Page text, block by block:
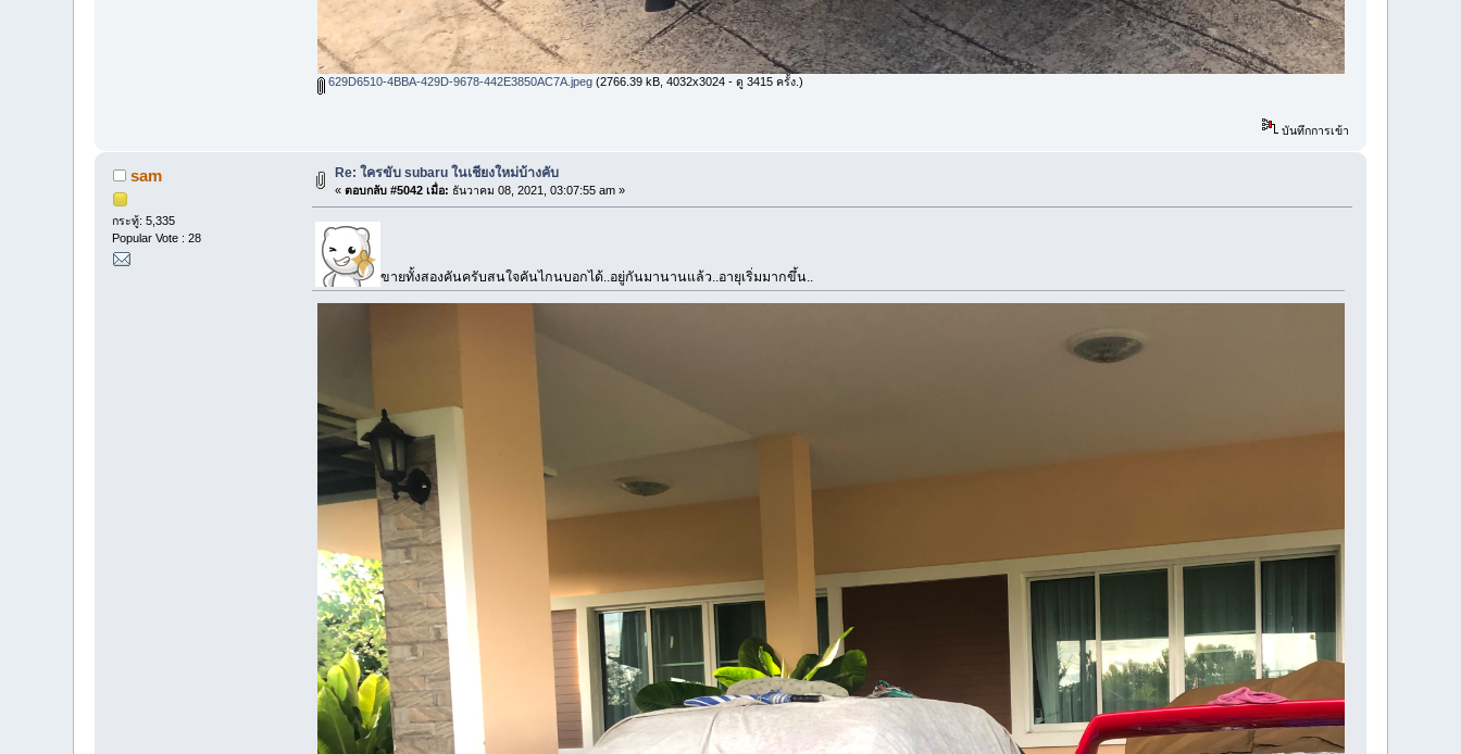
629D6510-4BBA-429D-9678-442E3850AC7A.jpeg (2766.39 kB, 4032x3024 - ดู 3415 ครั้ง.)
บันทึกการเข้า
sam
กระทู้: 5,335
Popular Vote : 28
Re: ใครขับ subaru ในเชียงใหม่บ้างคับ
«ตอบกลับ #5042 เมื่อ: ธันวาคม 08, 2021, 03:07:55 am »
ขายทั้งสองคันครับสนใจคันไกนบอกได้..อยู่กันมานานแล้ว..อายุเริ่มมากขึ้น..